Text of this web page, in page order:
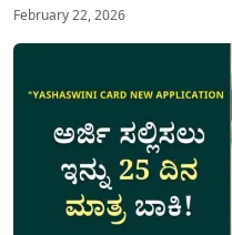
February 22, 2026